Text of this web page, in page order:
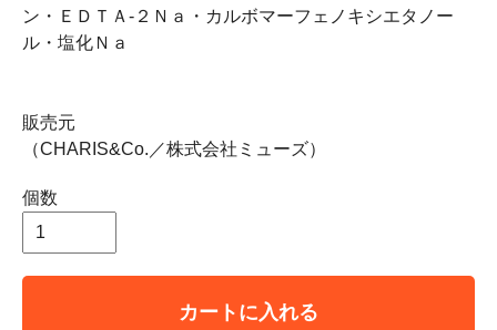
ン・ＥＤＴＡ-２Ｎａ・カルボマーフェノキシエタノー
ル・塩化Ｎａ
販売元
（CHARIS&Co.／株式会社ミューズ）
個数
カートに入れる